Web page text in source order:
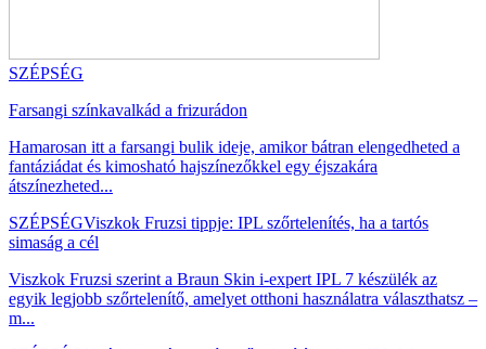
SZÉPSÉG
Farsangi színkavalkád a frizurádon
Hamarosan itt a farsangi bulik ideje, amikor bátran elengedheted a
fantáziádat és kimosható hajszínezőkkel egy éjszakára
átszínezheted...
SZÉPSÉGViszkok Fruzsi tippje: IPL szőrtelenítés, ha a tartós
simaság a cél
Viszkok Fruzsi szerint a Braun Skin i-expert IPL 7 készülék az
egyik legjobb szőrtelenítő, amelyet otthoni használatra választhatsz –
m...